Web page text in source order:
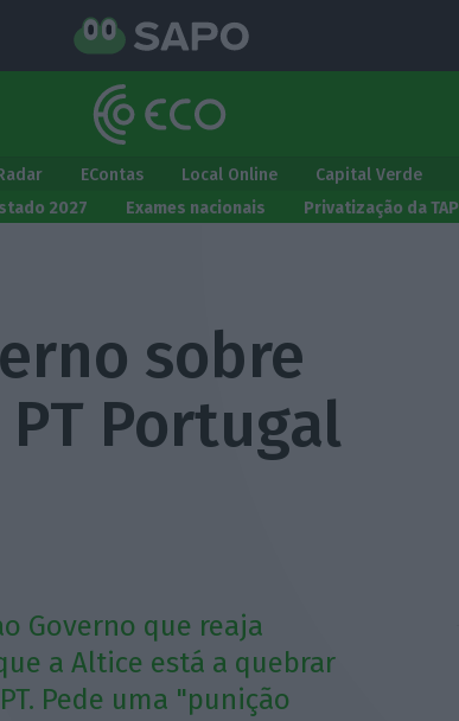
EContas Local Online Capital Verde
2027 Exames nacionais Privatização da TAP
sobre
Portugal
Governo que reaja
a Altice está a quebrar
Pede uma "punição